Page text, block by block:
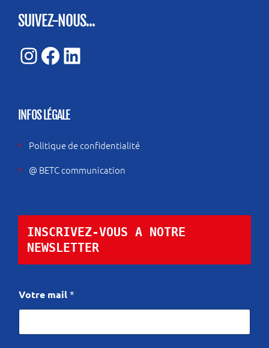
SUIVEZ-NOUS...
Instagram
Facebook
LinkedIn
INFOS LÉGALE
Politique de confidentialité
@ BETC communication
INSCRIVEZ-VOUS A NOTRE
NEWSLETTER
a
i
V
Votre mail *